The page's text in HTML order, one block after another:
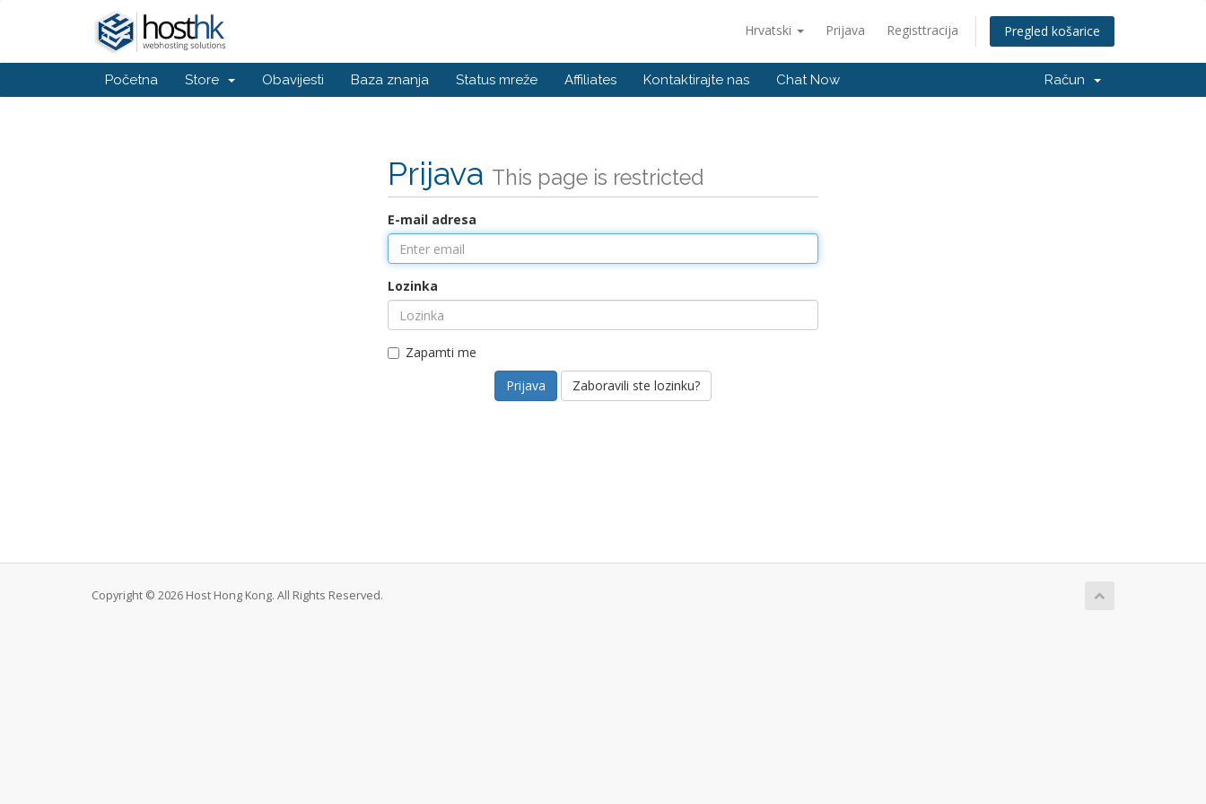
Hrvatski Prijava Registtracija Pregled košarice
Početna Store Obavijesti Baza znanja Status mreže Affiliates Kontaktirajte nas Chat Now Račun
Prijava This page is restricted
E-mail adresa
Lozinka
Zapamti me
Zaboravili ste lozinku?
Copyright © 2026 Host Hong Kong. All Rights Reserved.